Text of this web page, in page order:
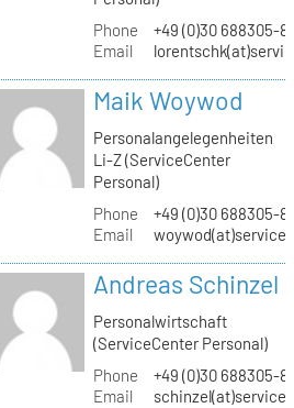
Phone
+49 (0)30 688305-
Email
Maik Woywod
Personalangelegenheiten
Li-Z (ServiceCenter
Personal)
Phone
+49 (0)30 688305-
Email
Andreas Schinzel
Personalwirtschaft
(ServiceCenter Personal)
Phone
+49 (0)30 688305-
Email